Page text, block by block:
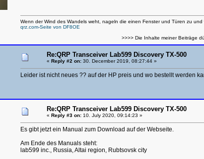
Wenn der Wind des Wandels weht, nageln die einen Fenster und Türen zu
qrz.com-Seite von DF8OE
>>>> Die Inhalte meiner Beiträge
Re:QRP Transceiver Lab599 Discovery TX-500
« Reply #2 on:30. December 2019, 08:27:44 »
Leider ist nicht neues ?? auf der HP preis und wo bestellt werden
Re:QRP Transceiver Lab599 Discovery TX-500
« Reply #3 on:10. July 2020, 09:14:23 »
Es gibt jetzt ein Manual zum Download auf der Webseite.
Am Ende des Manuals steht:
lab599 inc., Russia, Altai region, Rubtsovsk city